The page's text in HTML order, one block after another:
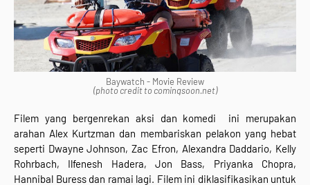
Baywatch - Movie Review
(photo credit to comingsoon.net)
Filem yang bergenrekan aksi dan komedi ini merupakan
arahan Alex Kurtzman dan membariskan pelakon yang hebat
seperti Dwayne Johnson, Zac Efron, Alexandra Daddario, Kelly
Rohrbach, Ilfenesh Hadera, Jon Bass, Priyanka Chopra,
Hannibal Buress dan ramai lagi. Filem ini diklasifikasikan untuk